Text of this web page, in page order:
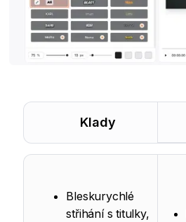
Klady
Bleskurychlé
střihání s titulky,